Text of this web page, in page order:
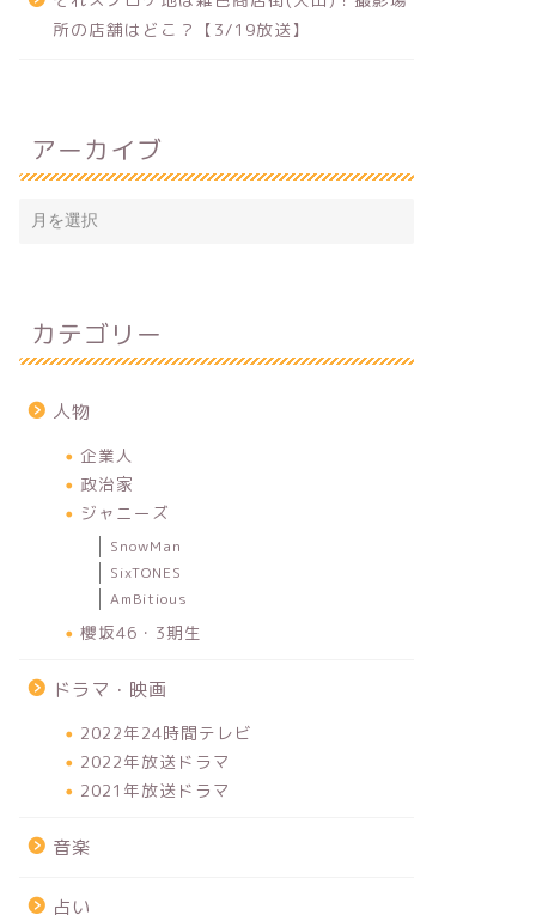
所の店舗はどこ？【3/19放送】
アーカイブ
カテゴリー
人物
企業人
政治家
ジャニーズ
SnowMan
SixTONES
AmBitious
櫻坂46・3期生
ドラマ・映画
2022年24時間テレビ
2022年放送ドラマ
2021年放送ドラマ
音楽
占い